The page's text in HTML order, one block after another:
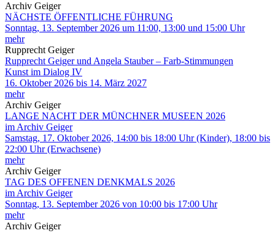
Archiv Geiger
NÄCHSTE ÖFFENTLICHE FÜHRUNG
Sonntag, 13. September 2026 um 11:00, 13:00 und 15:00 Uhr
mehr
Rupprecht Geiger
Rupprecht Geiger und Angela Stauber – Farb-Stimmungen
Kunst im Dialog IV
16. Oktober 2026 bis 14. März 2027
mehr
Archiv Geiger
LANGE NACHT DER MÜNCHNER MUSEEN 2026
im Archiv Geiger
Samstag, 17. Oktober 2026, 14:00 bis 18:00 Uhr (Kinder), 18:00 bis
22:00 Uhr (Erwachsene)
mehr
Archiv Geiger
TAG DES OFFENEN DENKMALS 2026
im Archiv Geiger
Sonntag, 13. September 2026 von 10:00 bis 17:00 Uhr
mehr
Archiv Geiger